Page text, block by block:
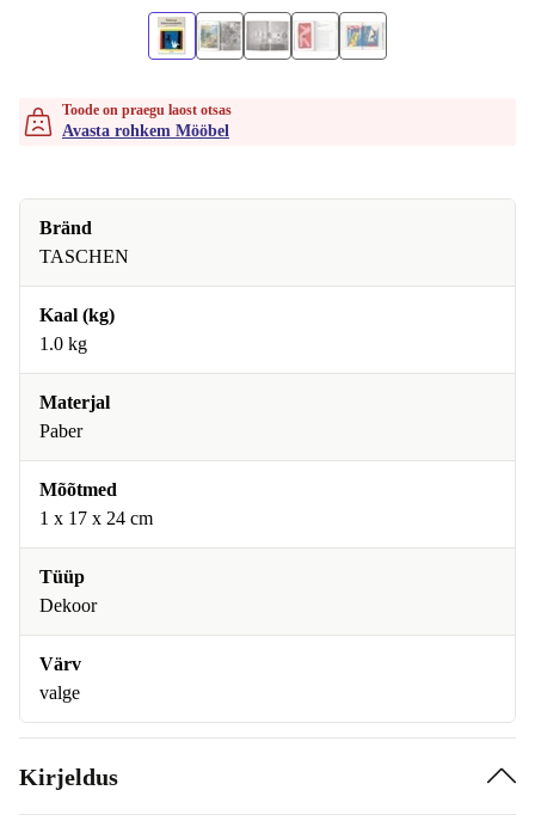
Toode on praegu laost otsas
Avasta rohkem Mööbel
Bränd
TASCHEN
Kaal (kg)
1.0 kg
Materjal
Paber
Mõõtmed
1 x 17 x 24 cm
Tüüp
Dekoor
Värv
valge
Kirjeldus